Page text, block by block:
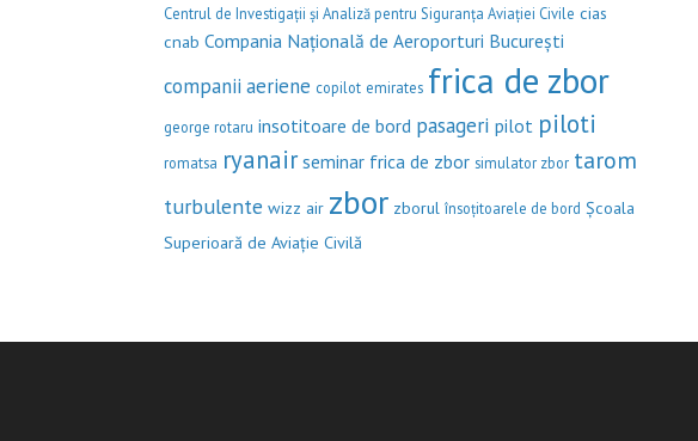
Centrul de Investigații și Analiză pentru Siguranța Aviației Civile cias
cnab Compania Națională de Aeroporturi București
companii aeriene copilot emirates frica de zbor
george rotaru insotitoare de bord pasageri pilot piloti
romatsa ryanair seminar frica de zbor simulator zbor tarom
turbulente wizz air zbor zborul însoțitoarele de bord Școala
Superioară de Aviație Civilă